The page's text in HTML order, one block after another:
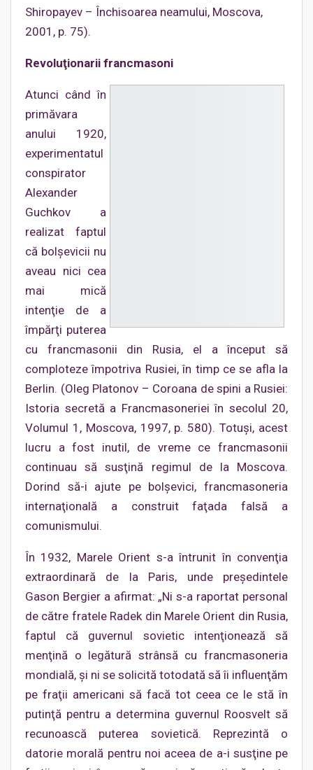
Shiropayev – Închisoarea neamului, Moscova,
2001, p. 75).
Revoluţionarii francmasoni
Atunci când în
primăvara
anului 1920,
experimentatul
conspirator
Alexander
Guchkov a
realizat faptul
că bolşevicii nu
aveau nici cea
mai mică
intenţie de a
împărţi puterea
cu francmasonii din Rusia, el a început să
comploteze împotriva Rusiei, în timp ce se afla la
Berlin. (Oleg Platonov – Coroana de spini a Rusiei:
Istoria secretă a Francmasoneriei în secolul 20,
Volumul 1, Moscova, 1997, p. 580). Totuşi, acest
lucru a fost inutil, de vreme ce francmasonii
continuau să susţină regimul de la Moscova.
Dorind să-i ajute pe bolşevici, francmasoneria
internaţională a construit faţada falsă a
comunismului.
În 1932, Marele Orient s-a întrunit în convenţia
extraordinară de la Paris, unde preşedintele
Gason Bergier a afirmat: „Ni s-a raportat personal
de către fratele Radek din Marele Orient din Rusia,
faptul că guvernul sovietic intenţionează să
menţină o legătură strânsă cu francmasoneria
mondială, şi ni se solicită totodată să îi influenţăm
pe fraţii americani să facă tot ceea ce le stă în
putinţă pentru a determina guvernul Roosvelt să
recunoască puterea sovietică. Reprezintă o
datorie morală pentru noi aceea de a-i susţine pe